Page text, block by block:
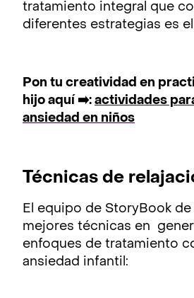
tratamiento integral que
diferentes estrategias es
Pon tu creatividad en
hijo aquí ➡️: actividades
ansiedad en niños
Técnicas de
El equipo de StoryBook de
mejores técnicas en
enfoques de tratamiento
ansiedad infantil: